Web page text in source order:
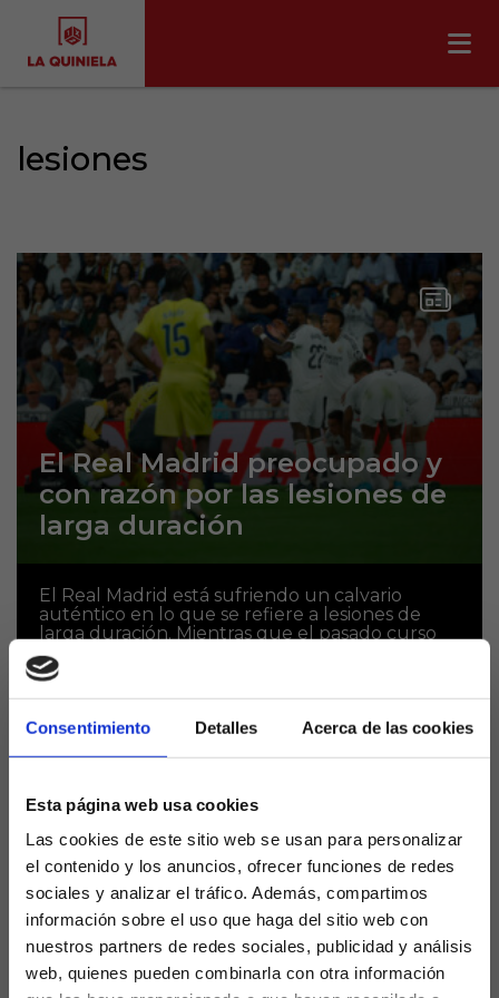
Consentimiento Detalles Acerca de las cookies
Esta página web usa cookies
Las cookies de este sitio web se usan para personalizar
el contenido y los anuncios, ofrecer funciones de redes
sociales y analizar el tráfico. Además, compartimos
información sobre el uso que haga del sitio web con
nuestros partners de redes sociales, publicidad y análisis
web, quienes pueden combinarla con otra información
lesiones
El Real Madrid preocupado y
con razón por las lesiones de
larga duración
El Real Madrid está sufriendo un calvario
auténtico en lo que se refiere a lesiones de
larga duración. Mientras que el pasado curso
perdió de una tacada a tres titulares...
Las lesiones vuelven al